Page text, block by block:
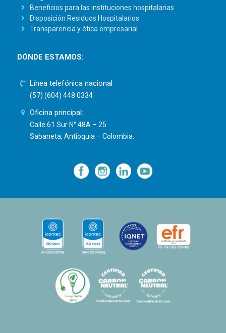
Beneficios para las instituciones hospitalarias
Disposición Residuos Hospitalarios
Transparencia y ética empresarial
DÓNDE ESTAMOS:
Línea telefónica nacional
(57) (604) 448 0334
Oficina principal:
Calle 61 Sur N° 48A – 25
Sabaneta, Antioquia – Colombia.
— — —